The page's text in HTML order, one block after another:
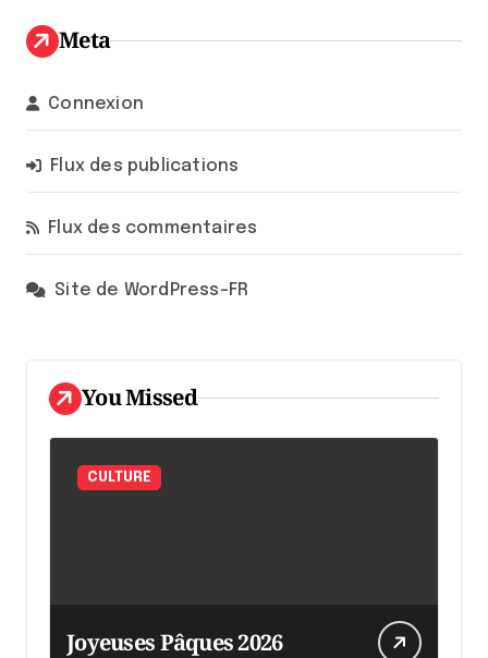
Meta
Connexion
Flux des publications
Flux des commentaires
Site de WordPress-FR
You Missed
CULTURE
Joyeuses Pâques 2026